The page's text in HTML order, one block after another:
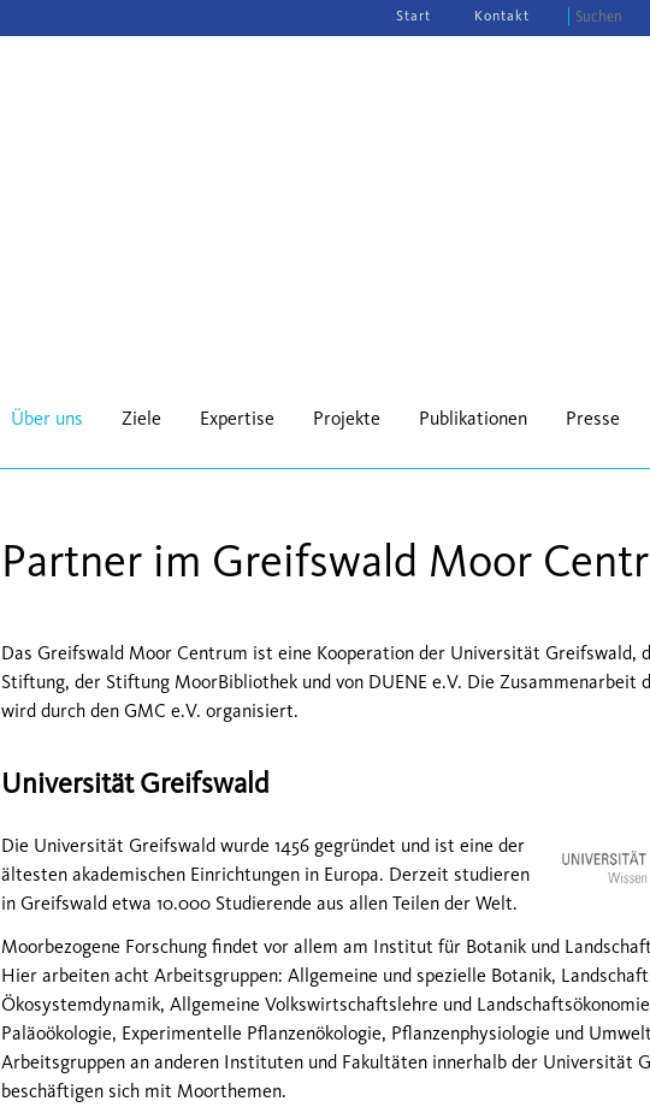
Navigation
überspringen
Start Kontakt
Über uns Ziele Expertise Projekte Publikationen Presse
Partner im Greifswald Moor
Das Greifswald Moor Centrum ist eine Kooperation der Universität Greifswald,
Stiftung, der Stiftung MoorBibliothek und von DUENE e.V. Die Zusammenarbeit
wird durch den GMC e.V. organisiert.
Universität Greifswald
Die Universität Greifswald wurde 1456 gegründet und ist eine der
ältesten akademischen Einrichtungen in Europa. Derzeit studieren
in Greifswald etwa 10.000 Studierende aus allen Teilen der Welt.
Moorbezogene Forschung findet vor allem am Institut für Botanik und
Hier arbeiten acht Arbeitsgruppen: Allgemeine und spezielle Botanik,
Ökosystemdynamik, Allgemeine Volkswirtschaftslehre und
Paläoökologie, Experimentelle Pflanzenökologie, Pflanzenphysiologie und
Arbeitsgruppen an anderen Instituten und Fakultäten innerhalb der Universität
beschäftigen sich mit Moorthemen.